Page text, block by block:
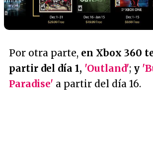
Por otra parte, en Xbox 360
partir del día 1, 'Outland'; y
Paradise' a partir del día 16.